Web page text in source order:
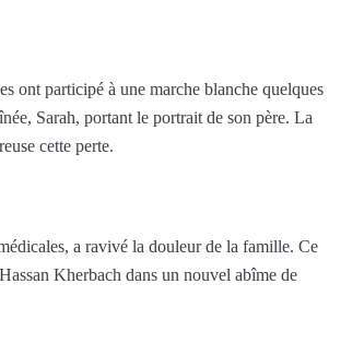
ont participé à une marche blanche quelques
Sarah, portant le portrait de son père. La
cette perte.
a ravivé la douleur de la famille. Ce
Kherbach dans un nouvel abîme de